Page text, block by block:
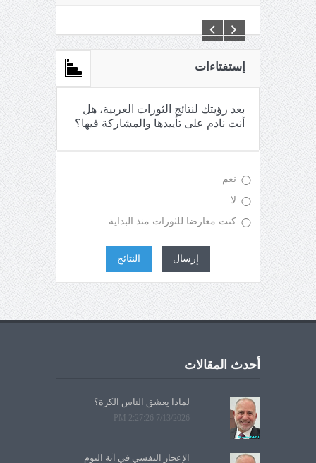
إستفتاءات
بعد رؤيتك لنتائج الثورات العربية، هل
أنت نادم على تأييدها والمشاركة فيها؟
نعم
لا
كنت معارضا للثورات منذ البداية
إرسال النتائج
أحدث المقالات
لماذا يعشق الناس الكرة؟
7/13/2026 2:27:26 PM
الإعجاز النفسي في آية النوم